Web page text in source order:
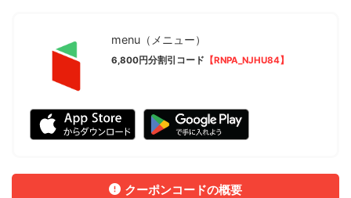
menu（メニュー）
6,800円分割引コード 【RNPA_NJHU84】
クーポンコードの概要